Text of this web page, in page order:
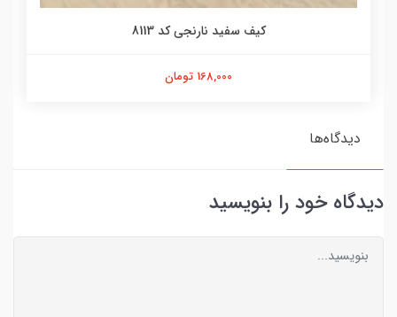
کیف سفید نارنجی کد 8113
168,000 تومان
دیدگاه‌ها
دیدگاه خود را بنویسید